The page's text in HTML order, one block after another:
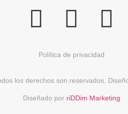
Política de privacidad
los derechos son reservados.
Diseñado por riDDim Marketing